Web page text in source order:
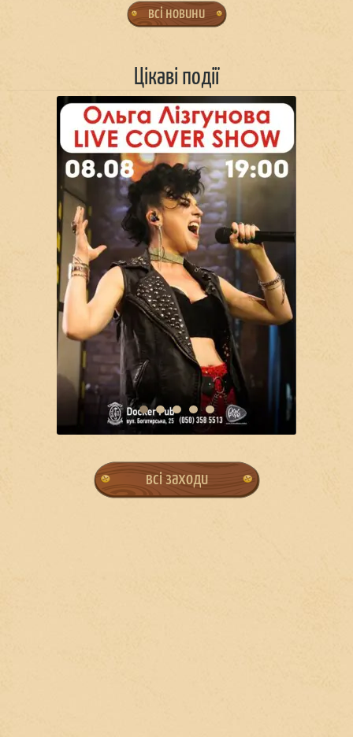
всі новини
Цікаві події
всі заходи